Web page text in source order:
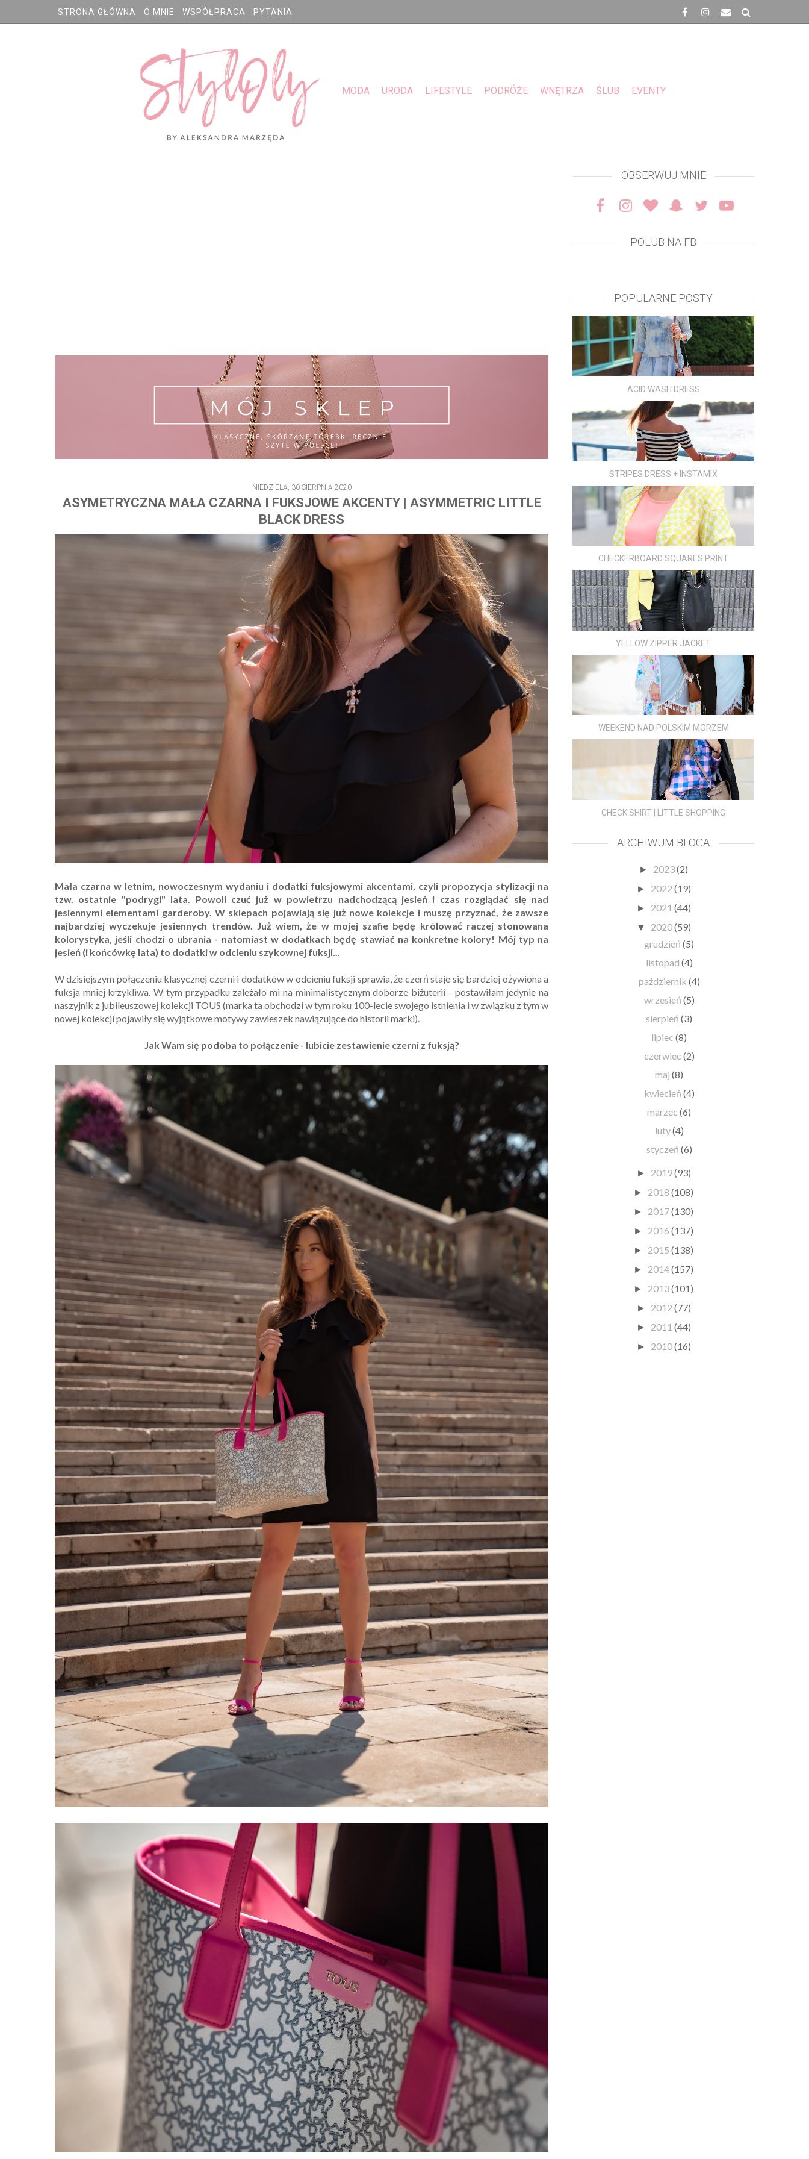
STRONA GŁÓWNA O MNIE WSPÓŁPRACA PYTANIA
MODA URODA LIFESTYLE PODRÓŻE WNĘTRZA ŚLUB EVENTY
NIEDZIELA, 30 SIERPNIA 2020
ASYMETRYCZNA MAŁA CZARNA I FUKSJOWE AKCENTY | ASYMMETRIC LITTLE
BLACK DRESS
Mała czarna w letnim, nowoczesnym wydaniu i dodatki fuksjowymi akcentami, czyli propozycja stylizacji na
tzw. ostatnie "podrygi" lata. Powoli czuć już w powietrzu nadchodzącą jesień i czas rozglądać się nad
jesiennymi elementami garderoby. W sklepach pojawiają się już nowe kolekcje i muszę przyznać, że zawsze
najbardziej wyczekuje jesiennych trendów. Już wiem, że w mojej szafie będę królować raczej stonowana
kolorystyka, jeśli chodzi o ubrania - natomiast w dodatkach będę stawiać na konkretne kolory! Mój typ na
jesień (i końcówkę lata) to dodatki w odcieniu szykownej fuksji...
W dzisiejszym połączeniu klasycznej czerni i dodatków w odcieniu fuksji sprawia, że czerń staje się bardziej ożywiona a
fuksja mniej krzykliwa. W tym przypadku zależało mi na minimalistycznym doborze biżuterii - postawiłam jedynie na
naszyjnik z jubileuszowej kolekcji TOUS (marka ta obchodzi w tym roku 100-lecie swojego istnienia i w związku z tym w
nowej kolekcji pojawiły się wyjątkowe motywy zawieszek nawiązujące do historii marki).
Jak Wam się podoba to połączenie - lubicie zestawienie czerni z fuksją?
OBSERWUJ MNIE
POLUB NA FB
POPULARNE POSTY
ACID WASH DRESS
STRIPES DRESS + INSTAMIX
CHECKERBOARD SQUARES PRINT
YELLOW ZIPPER JACKET
WEEKEND NAD POLSKIM MORZEM
CHECK SHIRT | LITTLE SHOPPING
ARCHIWUM BLOGA
► 2023(2)
► 2022 (19)
► 2021 (44)
▼ 2020(59)
grudzień(5)
listopad (4)
październik (4)
wrzesień (5)
sierpień(3)
lipiec(8)
czerwiec (2)
maj(8)
kwiecień (4)
marzec(6)
luty(4)
styczeń (6)
► 2019(93)
► 2018 (108)
► 2017(130)
► 2016 (137)
► 2015 (138)
► 2014(157)
► 2013(101)
► 2012 (77)
► 2011 (44)
► 2010(16)